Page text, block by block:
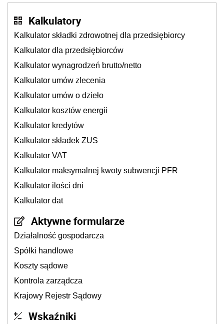
Kalkulatory
Kalkulator składki zdrowotnej dla przedsiębiorcy
Kalkulator dla przedsiębiorców
Kalkulator wynagrodzeń brutto/netto
Kalkulator umów zlecenia
Kalkulator umów o dzieło
Kalkulator kosztów energii
Kalkulator kredytów
Kalkulator składek ZUS
Kalkulator VAT
Kalkulator maksymalnej kwoty subwencji PFR
Kalkulator ilości dni
Kalkulator dat
Aktywne formularze
Działalność gospodarcza
Spółki handlowe
Koszty sądowe
Kontrola zarządcza
Krajowy Rejestr Sądowy
Wskaźniki